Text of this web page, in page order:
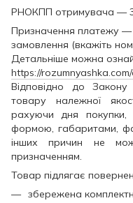
РНОКПП отримувача —
Призначення платежу —
замовлення (вкажіть
Детальніше можна
https://
Відповідно до
товару належної
рахуючи дня
формою, габаритами,
інших причин не
призначенням.
Товар підлягає
збережена